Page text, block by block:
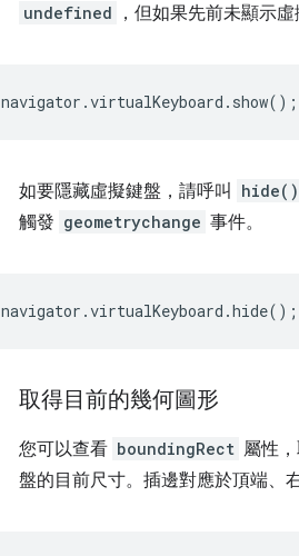
undefined
，但如果先前未顯示
navigator .virtualKeyboard . show();
如要隱藏虛擬鍵盤，請呼叫 hide()
觸發 geometrychange 事件。
navigator .virtualKeyboard .hide();
取得目前的幾何圖形
您可以查看 boundingRect 屬性
盤的目前尺寸。插邊對應於頂端、